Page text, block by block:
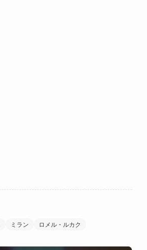
ミラン ロメル・ルカク